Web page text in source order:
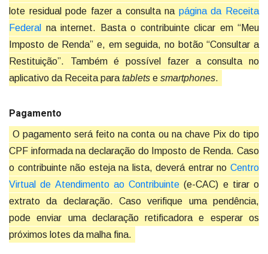
lote residual pode fazer a consulta na página da Receita
Federal na internet. Basta o contribuinte clicar em “Meu
Imposto de Renda” e, em seguida, no botão “Consultar a
Restituição”. Também é possível fazer a consulta no
aplicativo da Receita para tablets e smartphones.
Pagamento
O pagamento será feito na conta ou na chave Pix do tipo
CPF informada na declaração do Imposto de Renda. Caso
o contribuinte não esteja na lista, deverá entrar no Centro
Virtual de Atendimento ao Contribuinte (e-CAC) e tirar o
extrato da declaração. Caso verifique uma pendência,
pode enviar uma declaração retificadora e esperar os
próximos lotes da malha fina.